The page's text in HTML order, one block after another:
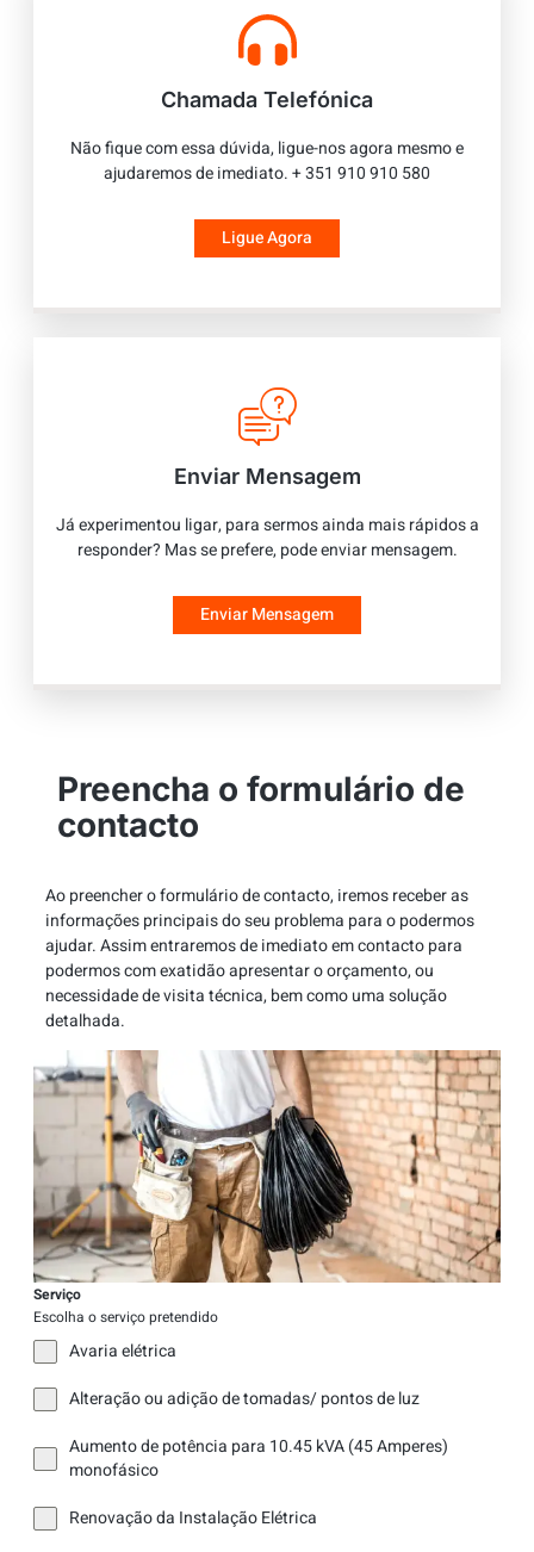
Chamada Telefónica
Não fique com essa dúvida, ligue-nos agora mesmo e
ajudaremos de imediato. + 351 910 910 580
Ligue Agora
Enviar Mensagem
Já experimentou ligar, para sermos ainda mais rápidos a
responder? Mas se prefere, pode enviar mensagem.
Enviar Mensagem
Preencha o formulário de
contacto
Ao preencher o formulário de contacto, iremos receber as
informações principais do seu problema para o podermos
ajudar. Assim entraremos de imediato em contacto para
podermos com exatidão apresentar o orçamento, ou
necessidade de visita técnica, bem como uma solução
detalhada.
Serviço
Escolha o serviço pretendido
Avaria elétrica
Alteração ou adição de tomadas/ pontos de luz
Aumento de potência para 10.45 kVA (45 Amperes)
monofásico
Renovação da Instalação Elétrica